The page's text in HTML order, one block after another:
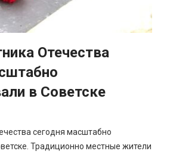
Отечества
в Советске
сегодня масштабно
Традиционно местные жители